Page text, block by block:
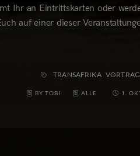
Ihr an Eintrittskarten oder
auf einer dieser
TRANSAFRIKA
BY TOBI ALLE 1.